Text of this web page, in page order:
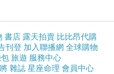
書店 露天拍賣 比比昂代購
刊登 加入聯播網 全球購物
旅遊 服務中心
雜誌 星座命理 會員中心